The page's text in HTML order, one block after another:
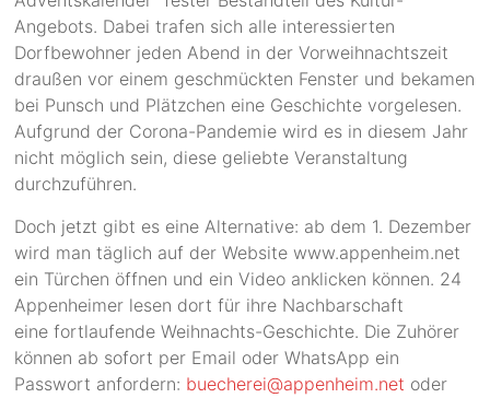
Angebots. Dabei trafen sich alle interessierten
Dorfbewohner jeden Abend in der Vorweihnachtszeit
draußen vor einem geschmückten Fenster und bekamen
bei Punsch und Plätzchen eine Geschichte vorgelesen.
Aufgrund der Corona-Pandemie wird es in diesem Jahr
nicht möglich sein, diese geliebte Veranstaltung
durchzuführen.
Doch jetzt gibt es eine Alternative: ab dem 1. Dezember
wird man täglich auf der Website www.appenheim.net
ein Türchen öffnen und ein Video anklicken können. 24
Appenheimer lesen dort für ihre Nachbarschaft
eine fortlaufende Weihnachts-Geschichte. Die Zuhörer
können ab sofort per Email oder WhatsApp ein
Passwort anfordern: buecherei@appenheim.net oder